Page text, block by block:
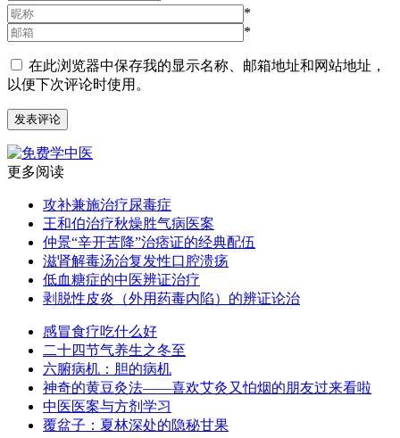
*
*
在此浏览器中保存我的显示名称、邮箱地址和网站地址，
以便下次评论时使用。
更多阅读
攻补兼施治疗尿毒症
王和伯治疗秋燥胜气病医案
仲景“辛开苦降”治痞证的经典配伍
滋肾解毒汤治复发性口腔溃疡
低血糖症的中医辨证治疗
剥脱性皮炎（外用药毒内陷）的辨证论治
感冒食疗吃什么好
二十四节气养生之冬至
六腑病机：胆的病机
神奇的黄豆灸法——喜欢艾灸又怕烟的朋友过来看啦
中医医案与方剂学习
覆盆子：夏林深处的隐秘甘果